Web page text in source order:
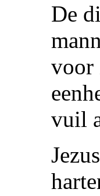
De
voor
vuil